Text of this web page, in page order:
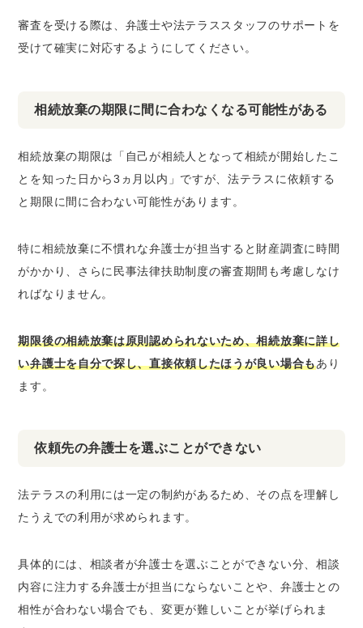
審査を受ける際は、弁護士や法テラススタッフのサポートを
受けて確実に対応するようにしてください。
相続放棄の期限に間に合わなくなる可能性がある
相続放棄の期限は「自己が相続人となって相続が開始したこ
とを知った日から3ヵ月以内」ですが、法テラスに依頼する
と期限に間に合わない可能性があります。
特に相続放棄に不慣れな弁護士が担当すると財産調査に時間
がかかり、さらに民事法律扶助制度の審査期間も考慮しなけ
ればなりません。
期限後の相続放棄は原則認められないため、相続放棄に詳し
い弁護士を自分で探し、直接依頼したほうが良い場合もあり
ます。
依頼先の弁護士を選ぶことができない
法テラスの利用には一定の制約があるため、その点を理解し
たうえでの利用が求められます。
具体的には、相談者が弁護士を選ぶことができない分、相談
内容に注力する弁護士が担当にならないことや、弁護士との
相性が合わない場合でも、変更が難しいことが挙げられま